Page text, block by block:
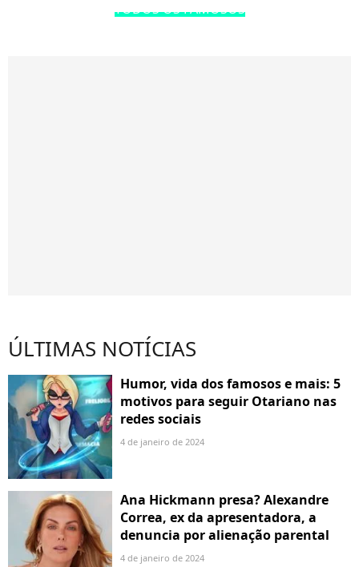
TODOS OS FAMOSOS
ÚLTIMAS NOTÍCIAS
Humor, vida dos famosos e mais: 5
motivos para seguir Otariano nas
redes sociais
4 de janeiro de 2024
Ana Hickmann presa? Alexandre
Correa, ex da apresentadora, a
denuncia por alienação parental
4 de janeiro de 2024